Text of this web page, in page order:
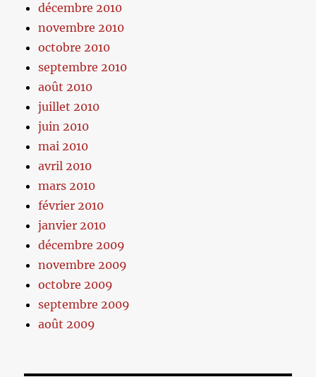
décembre 2010
novembre 2010
octobre 2010
septembre 2010
août 2010
juillet 2010
juin 2010
mai 2010
avril 2010
mars 2010
février 2010
janvier 2010
décembre 2009
novembre 2009
octobre 2009
septembre 2009
août 2009